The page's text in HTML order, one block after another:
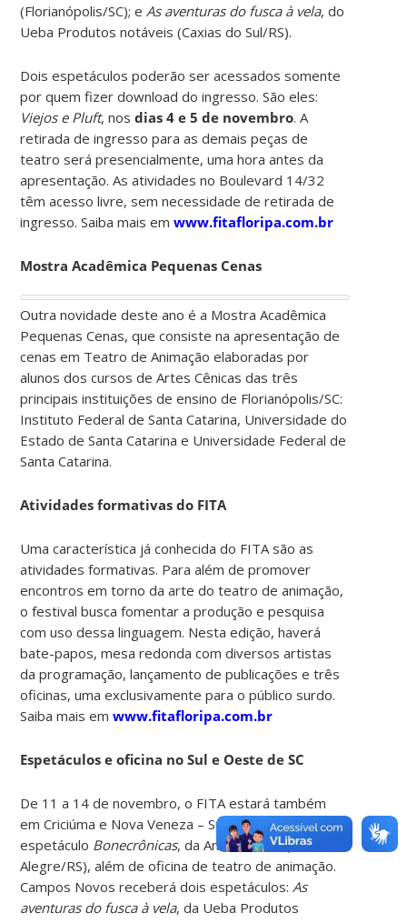
(Florianópolis/SC); e As aventuras do fusca à vela, do
Ueba Produtos notáveis (Caxias do Sul/RS).
Dois espetáculos poderão ser acessados somente
por quem fizer download do ingresso. São eles:
Viejos e Pluft, nosdias 4 e 5 de novembro. A
retirada de ingresso para as demais peças de
teatro será presencialmente, uma hora antes da
apresentação. As atividades no Boulevard 14/32
têm acesso livre, sem necessidade de retirada de
ingresso. Saiba mais emwww.fitafloripa.com.br
Mostra Acadêmica Pequenas Cenas
Outra novidade deste ano é a Mostra Acadêmica
Pequenas Cenas, que consiste na apresentação de
cenas em Teatro de Animação elaboradas por
alunos dos cursos de Artes Cênicas das três
principais instituições de ensino de Florianópolis/SC:
Instituto Federal de Santa Catarina, Universidade do
Estado de Santa Catarina e Universidade Federal de
Santa Catarina.
Atividades formativas do FITA
Uma característica já conhecida do FITA são as
atividades formativas. Para além de promover
encontros em torno da arte do teatro de animação,
o festival busca fomentar a produção e pesquisa
com uso dessa linguagem. Nesta edição, haverá
bate-papos, mesa redonda com diversos artistas
da programação, lançamento de publicações e três
oficinas, uma exclusivamente para o público surdo.
Saiba mais emwww.fitafloripa.com.br
Espetáculos e oficina no Sul e Oeste de SC
De 11 a 14 de novembro, o FITA estará também
em Criciúma e Nova Veneza – Sul do Estado, com o
espetáculo Bonecrônicas, da Anima Sonho (Porto
Alegre/RS), além de oficina de teatro de animação.
Campos Novos receberá dois espetáculos: As
aventuras do fusca à vela, da Ueba Produtos